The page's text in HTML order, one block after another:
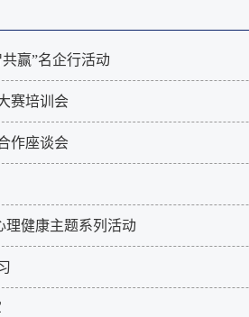
赢”名企行活动
赛培训会
作座谈会
理健康主题系列活动